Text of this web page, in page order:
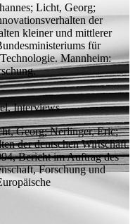
Licht, Georg;
der
kleiner und mittlerer
für
Mannheim:
Interviews
Georg; Nerlinger, Eric;
der deutschen Wirtschaft.
Bericht im Auftrag des
Forschung und